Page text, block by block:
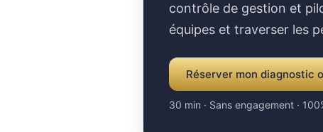
contrôle de gestion et
équipes et traverser les
Réserver mon diagnostic
30 min · Sans engagement ·